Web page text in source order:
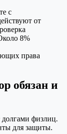
с
от
8%
права
обязан и
физлиц.
для защиты.